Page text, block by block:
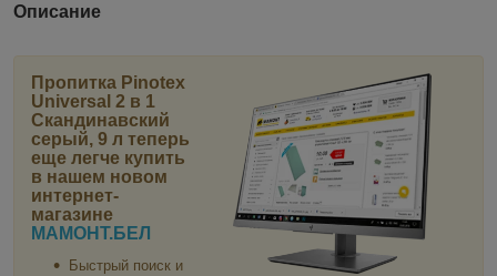
Описание
Пропитка Pinotex
Universal 2 в 1
Скандинавский
серый, 9 л теперь
еще легче купить
в нашем новом
интернет-
магазине
МАМОНТ.БЕЛ
Быстрый поиск и